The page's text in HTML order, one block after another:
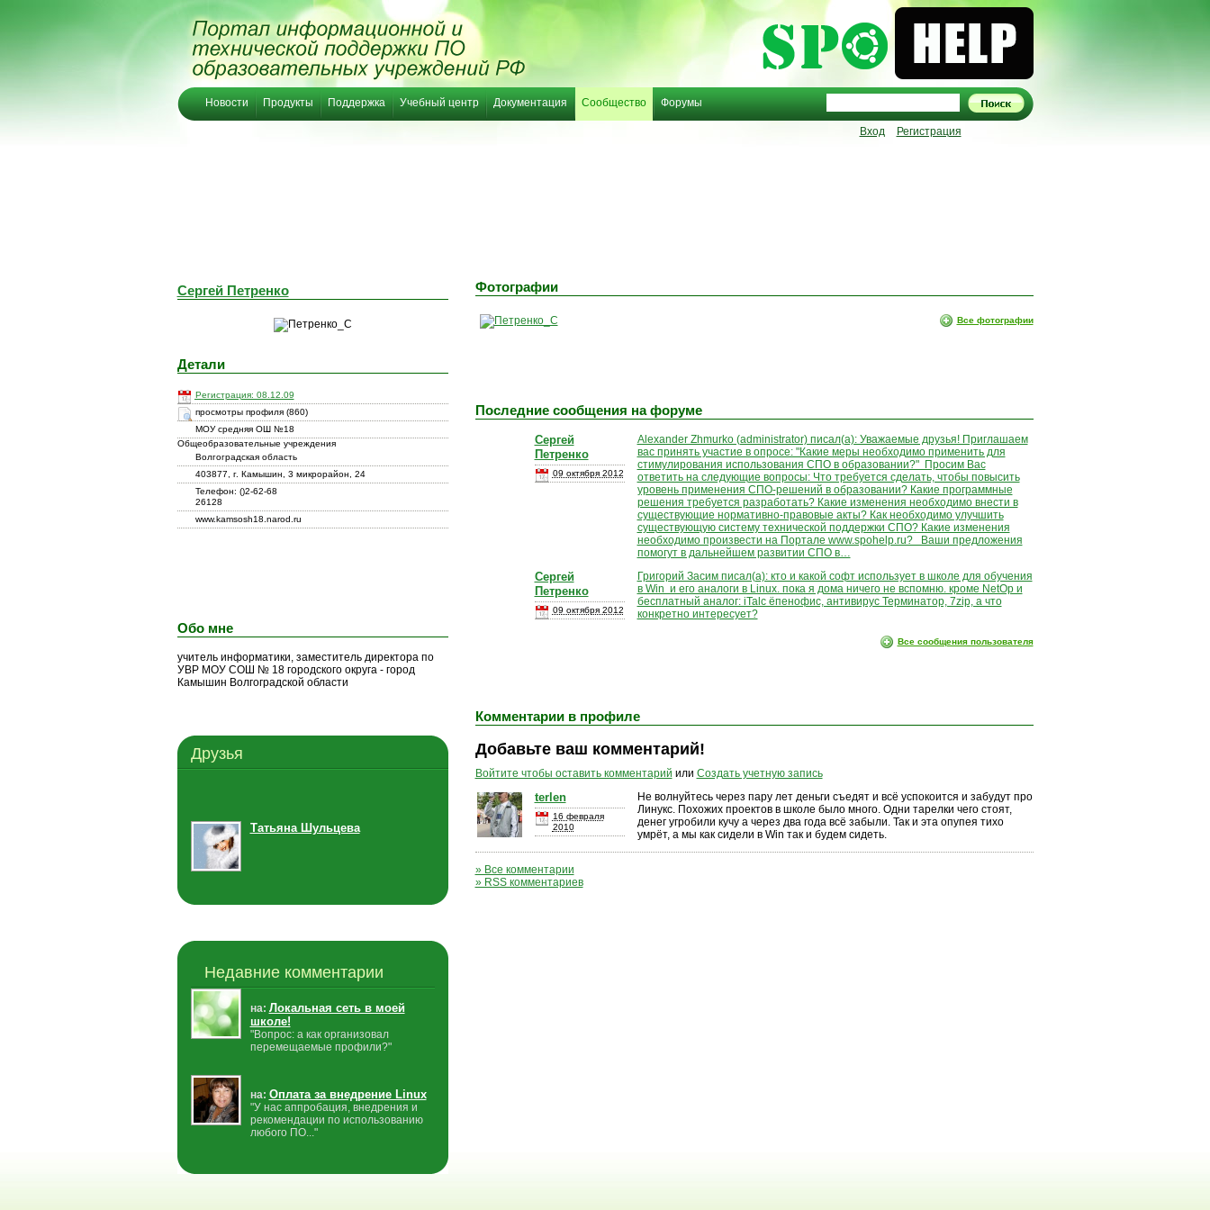
Новости Продукты Поддержка Учебный центр Документация Сообщество Форумы
Вход Регистрация
Сергей Петренко
Детали
Регистрация: 08.12.09
просмотры профиля (860)
МОУ средняя ОШ №18
Общеобразовательные учреждения
Волгоградская область
403877, г. Камышин, 3 микрорайон, 24
Телефон: ()2-62-68
26128
www.kamsosh18.narod.ru
Обо мне
учитель информатики, заместитель директора по
УВР МОУ СОШ № 18 городского округа - город
Камышин Волгоградской области
Друзья
Татьяна Шульцева
Недавние комментарии
на: Локальная сеть в моей
школе!
"Вопрос: а как организовал
перемещаемые профили?"
на: Оплата за внедрение Linux
"У нас аппробация, внедрения и
рекомендации по использованию
любого ПО..."
Фотографии
Все фотографии
Последние сообщения на форуме
Сергей
Петренко
09 октября 2012
Alexander Zhmurko (administrator) писал(а): Уважаемые друзья! Приглашаем
вас принять участие в опросе: "Какие меры необходимо применить для
стимулирования использования СПО в образовании?" Просим Вас
ответить на следующие вопросы: Что требуется сделать, чтобы повысить
уровень применения СПО-решений в образовании? Какие программные
решения требуется разработать? Какие изменения необходимо внести в
существующие нормативно-правовые акты? Как необходимо улучшить
существующую систему технической поддержки СПО? Какие изменения
необходимо произвести на Портале www.spohelp.ru? Ваши предложения
помогут в дальнейшем развитии СПО в…
Сергей
Петренко
09 октября 2012
Григорий Засим писал(а): кто и какой софт использует в школе для обучения
в Win и его аналоги в Linux. пока я дома ничего не вспомню. кроме NetOp и
бесплатный аналог: iTalc ​ёпенофис, антивирус Терминатор, 7zip, а что
конкретно интересует?
Все сообщения пользователя
Комментарии в профиле
Добавьте ваш комментарий!
Войтите чтобы оставить комментарий или Создать учетную запись
terlen
16 февраля
2010
Не волнуйтесь через пару лет деньги съедят и всё успокоится и забудут про
Линукс. Похожих проектов в школе было много. Одни тарелки чего стоят,
денег угробили кучу а через два года всё забыли. Так и эта опупея тихо
умрёт, а мы как сидели в Win так и будем сидеть.
» Все комментарии
» RSS комментариев